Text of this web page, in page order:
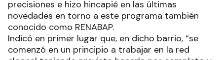
precisiones e hizo hincapié en las últimas
novedades en torno a este programa también
conocido como RENABAP.
Indicó en primer lugar que, en dicho barrio, “se
comenzó en un principio a trabajar en la red